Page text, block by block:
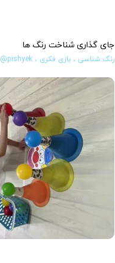
جای گذاری شناخت رنگ ها
@pishyek، رنگ شناسی ،بازی فکری